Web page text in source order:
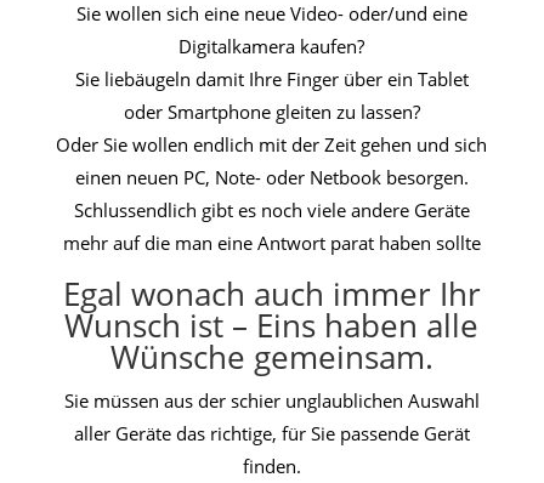
Sie wollen sich eine neue Video-oder/und eine
Digitalkamera kaufen?
Sie liebäugeln damit Ihre Finger über ein Tablet
oder Smartphone gleiten zu lassen?
Oder Sie wollen endlich mit der Zeit gehen und sich
einen neuen PC, Note-oder Netbook besorgen.
Schlussendlich gibt es noch viele andere Geräte
mehr auf die man eine Antwort parat haben sollte
Egal wonach auch immer Ihr
Wunsch ist – Eins haben alle
Wünsche gemeinsam.
Sie müssen aus der schier unglaublichen Auswahl
aller Geräte das richtige, für Sie passende Gerät
finden.